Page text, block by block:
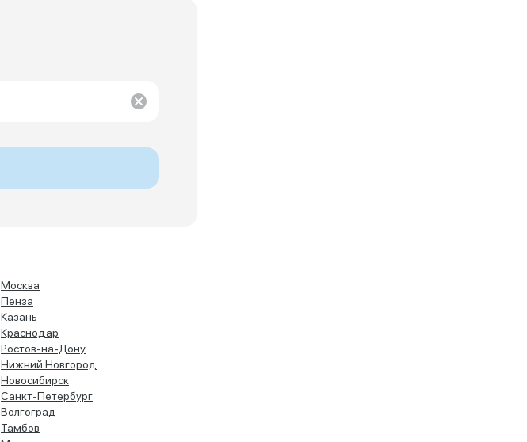
Москва
Пенза
Казань
Краснодар
Ростов-на-Дону
Нижний Новгород
Новосибирск
Санкт-Петербург
Волгоград
Тамбов